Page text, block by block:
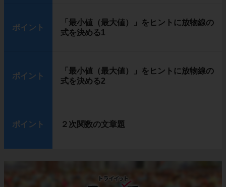
ポイント
「最小値（最大値）」をヒントに放物線の
式を決める1
ポイント
「最小値（最大値）」をヒントに放物線の
式を決める2
ポイント ２次関数の文章題